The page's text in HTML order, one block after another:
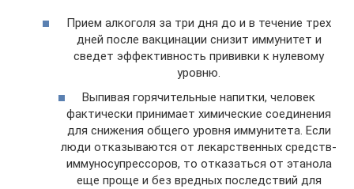
Прием алкоголя за три дня до и в течение трех
дней после вакцинации снизит иммунитет и
сведет эффективность прививки к нулевому
уровню.
Выпивая горячительные напитки, человек
фактически принимает химические соединения
для снижения общего уровня иммунитета. Если
люди отказываются от лекарственных средств-
иммуносупрессоров, то отказаться от этанола
еще проще и без вредных последствий для